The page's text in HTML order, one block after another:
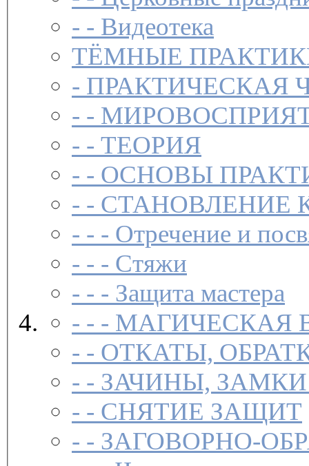
- - Видеотека
ТЁМНЫЕ
- ПРАКТИЧЕСКАЯ
- -
- - ТЕОРИЯ
- - ОСНОВЫ
- - СТАНОВЛЕНИЕ
- - - Отречение и
- - - Стяжи
- - - Защита мастера
- - - МАГИЧЕСКАЯ
- - ОТКАТЫ,
- - ЗАЧИНЫ,
- - СНЯТИЕ ЗАЩИТ
- - ЗАГОВОР­НО-